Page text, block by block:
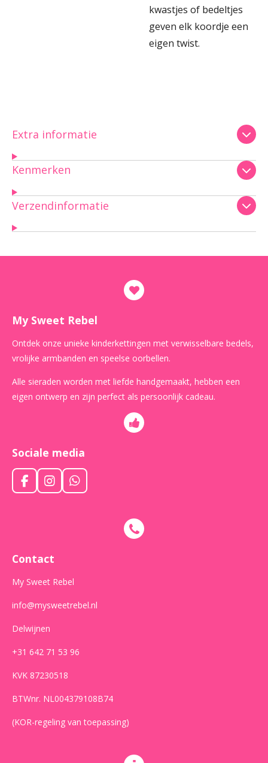
kwastjes of bedeltjes
geven elk koordje een
eigen twist.
Extra informatie
Kenmerken
Verzendinformatie
My Sweet Rebel
Ontdek onze unieke kinderkettingen met verwisselbare bedels,
vrolijke armbanden en speelse oorbellen.
Alle sieraden worden met liefde handgemaakt, hebben een
eigen ontwerp en zijn perfect als persoonlijk cadeau.
Sociale media
F
a
k
I
n
r
a
m
W
h
Contact
My Sweet Rebel
info@mysweetrebel.nl
Delwijnen
+31 642 71 53 96
KVK 87230518
BTWnr. NL004379108B74
(KOR-regeling van toepassing)